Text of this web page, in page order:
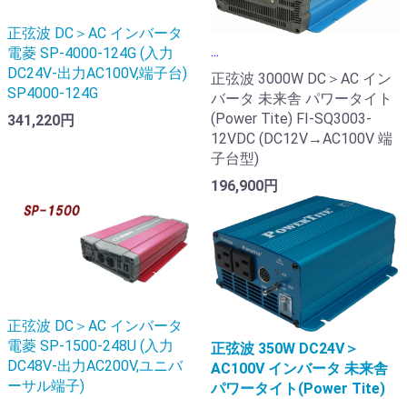
正弦波 DC＞AC インバータ
電菱 SP-4000-124G (入力
DC24V-出力AC100V,端子台)
SP4000-124G
341,220円
...
正弦波 3000W DC＞AC イン
バータ 未来舎 パワータイト
(Power Tite) FI-SQ3003-
12VDC (DC12V→AC100V 端
子台型)
196,900円
正弦波 DC＞AC インバータ
電菱 SP-1500-248U (入力
DC48V-出力AC200V,ユニバ
ーサル端子)
正弦波 350W DC24V＞
AC100V インバータ 未来舎
パワータイト(Power Tite)